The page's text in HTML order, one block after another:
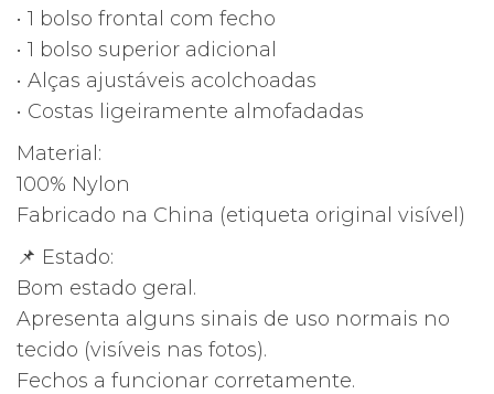
• 1 bolso frontal com fecho
• 1 bolso superior adicional
• Alças ajustáveis acolchoadas
• Costas ligeiramente almofadadas
Material:
100% Nylon
Fabricado na China (etiqueta original visível)
📌 Estado:
Bom estado geral.
Apresenta alguns sinais de uso normais no
tecido (visíveis nas fotos).
Fechos a funcionar corretamente.